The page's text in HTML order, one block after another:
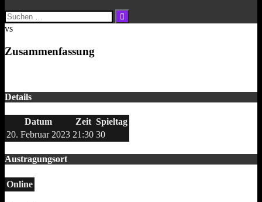
Suchen
nach:
vs
Zusammenfassung
Details
Datum Zeit Spieltag
20. Februar 2023 21:30 30
Austragungsort
Online